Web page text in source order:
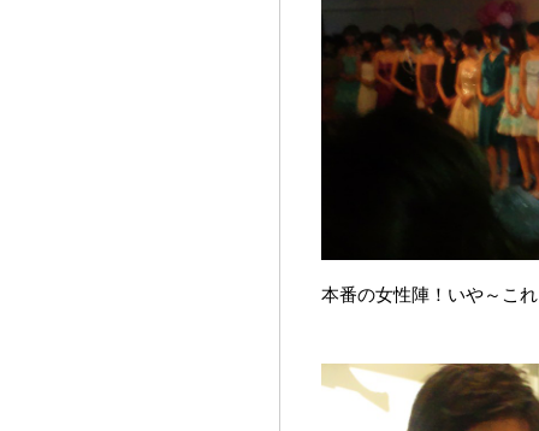
本番の女性陣！いや～こ